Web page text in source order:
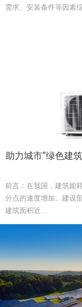
需求、安装条件等因素
助力城市“绿色建
前言：在我国，建筑能
分点的速度增加。建设
建筑面积近...